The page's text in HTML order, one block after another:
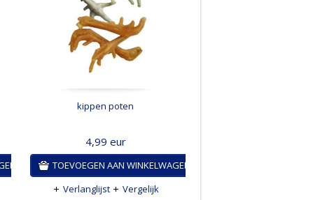
kippen poten
4,99 eur
TOEVOEGEN AAN WINKELWAGEN
Verlanglijst
Vergelijk